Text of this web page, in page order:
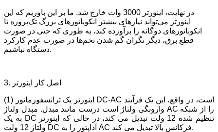
در نهایت، اینورتر 3000 وات خارج شد. ما بر این باوریم که این
اینورتر می‌تواند نیازهای بیشتر انکوباتورهای بزرگ تک‌پروره تا
انکوباتورهای دوگانه را برآورده کند، به طوری که حتی در صورت
قطع برق، دیگر نگران گم شدن تخم‌ها در صورت عدم کارکرد
دستگاه نباشیم.
3. اصل کار اینورتر
(1) اینورتر یک ترانسفورماتور DC-AC است، در واقع، این یک فرآیند
وارونگی ولتاژ است درست مانند مبدل. مبدل ولتاژ AC را از شبکه
به یک DC تنظیم شده 12 ولت تبدیل می کند، در حالی که اینورتر
ولتاژ 12 ولت DC آداپتور را به AC فرکانس بالا تبدیل می کند.